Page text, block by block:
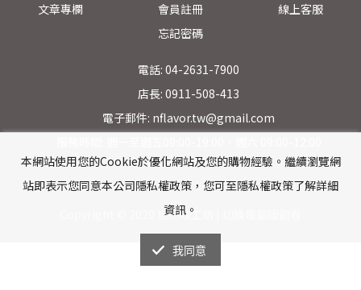
文章專欄
會員註冊
忘記密碼
線上客服
電話: 04-2631-7900
店長: 0911-508-413
電子郵件: nflavor.tw@gmail.com
Copyright © 2020 自然味工坊 |
本網站使用您的Cookie於優化網站及您的購物經驗。繼續瀏覽網
站即表示您同意本公司隱私權政策，您可至隱私權政策了解詳細
資訊。
我同意